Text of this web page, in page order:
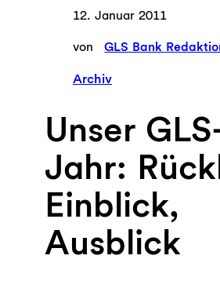
12. Januar 2011
von GLS Bank
Archiv
Unser
Jahr:
Einblick,
Ausblick